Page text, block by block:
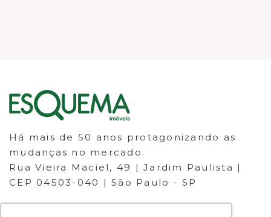
Há mais de 50 anos protagonizando as
mudanças no mercado.
Rua Vieira Maciel, 49 | Jardim Paulista |
CEP 04503-040 | São Paulo - SP